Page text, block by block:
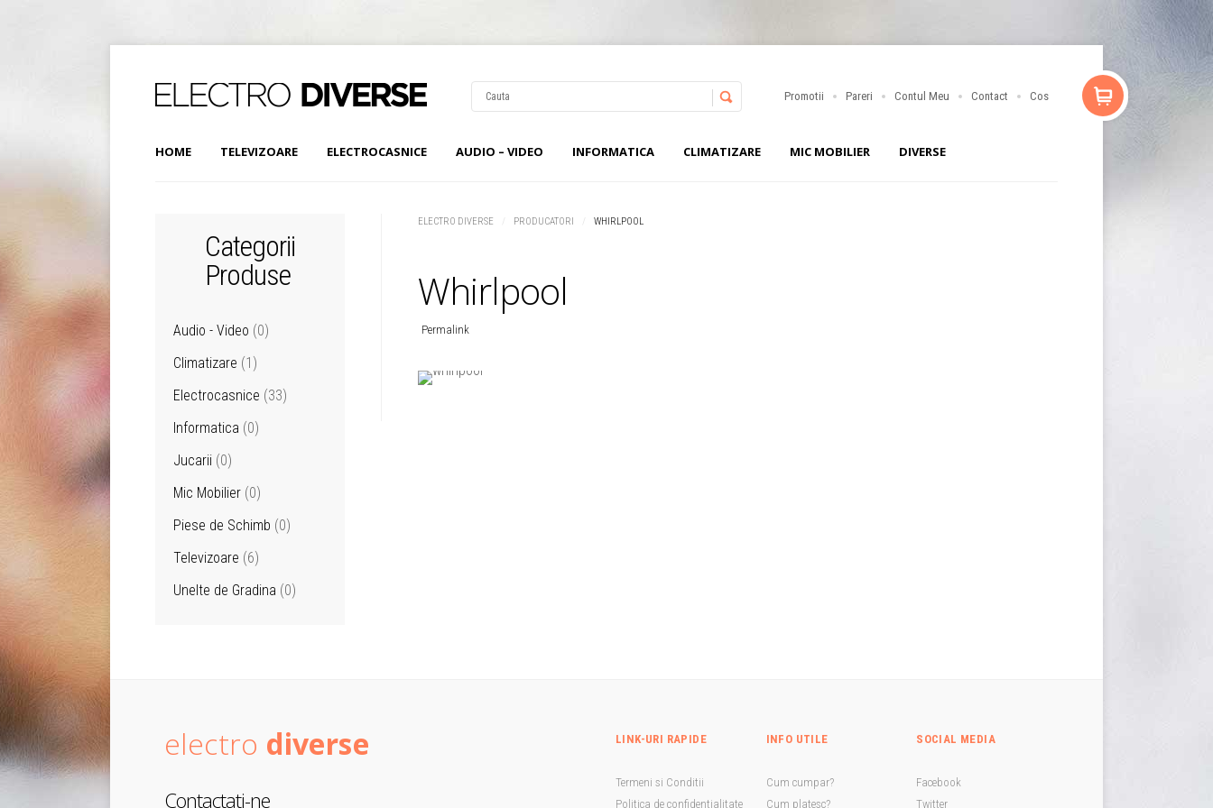
Promotii Pareri Contul Meu Contact Cos
HOME TELEVIZOARE ELECTROCASNICE AUDIO – VIDEO INFORMATICA CLIMATIZARE MIC MOBILIER DIVERSE
ELECTRO DIVERSE PRODUCATORI WHIRLPOOL
Whirlpool
Permalink
Categorii
Produse
Audio - Video (0)
Climatizare (1)
Electrocasnice (33)
Informatica (0)
Jucarii (0)
Mic Mobilier (0)
Piese de Schimb (0)
Televizoare (6)
Unelte de Gradina (0)
electro diverse
Contactati-ne
LINK-URI RAPIDE
Termeni si Conditii
Politica de confidentialitate
INFO UTILE
Cum cumpar?
Cum platesc?
SOCIAL MEDIA
Facebook
Twitter